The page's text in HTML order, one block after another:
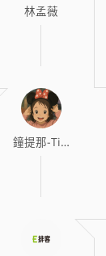
林孟薇
鐘提那-Tina